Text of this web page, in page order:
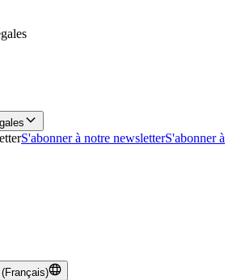
S'abonner à notre newsletterS'abonner à